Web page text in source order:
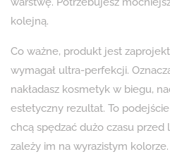
kolejną.
Co ważne, produkt jest
wymagał ultra-perfekcji.
nakładasz kosmetyk w biegu,
estetyczny rezultat. To
chcą spędzać dużo czasu
zależy im na wyrazistym kolorze.